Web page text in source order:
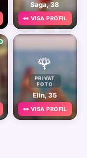
Saga, 38
👀 VISA PROFIL
🌹
PRIVAT
FOTO
Elin, 35
👀 VISA PROFIL